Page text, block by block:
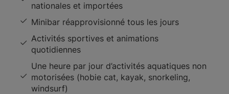
nationales et importées
Minibar réapprovisionné tous les jours
Activités sportives et animations
quotidiennes
Une heure par jour d’activités aquatiques non
motorisées (hobie cat, kayak, snorkeling,
windsurf)